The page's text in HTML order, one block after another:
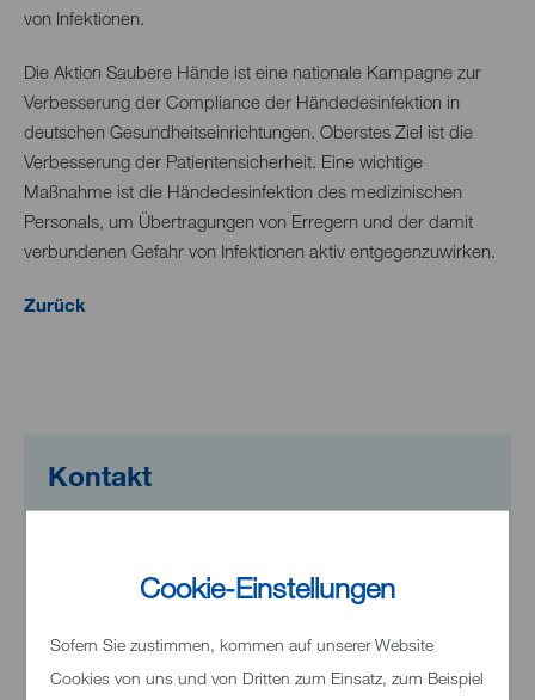
Cookie-Einstellungen
Sofern Sie zustimmen, kommen auf unserer Website
Cookies von uns und von Dritten zum Einsatz, zum Beispiel
von Infektionen.
Die Aktion Saubere Hände ist eine nationale Kampagne zur
Verbesserung der Compliance der Händedesinfektion in
deutschen Gesundheitseinrichtungen. Oberstes Ziel ist die
Verbesserung der Patientensicherheit. Eine wichtige
Maßnahme ist die Händedesinfektion des medizinischen
Personals, um Übertragungen von Erregern und der damit
verbundenen Gefahr von Infektionen aktiv entgegenzuwirken.
Zurück
Kontakt
+49 7321 33-0
E-Mail senden